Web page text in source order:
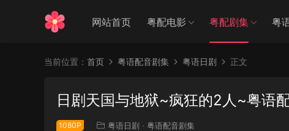
网站首页 粤配电影 粤配剧集 粤
当前位置： 首页 粤语配音剧集 粤语日剧 正文
日剧天国与地狱~疯狂的2人~粤语
1080P 粤语日剧 · 粤语配音剧集